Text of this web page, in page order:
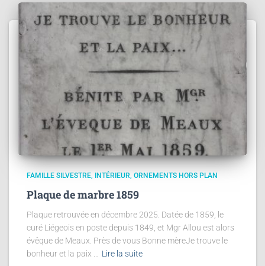
FAMILLE SILVESTRE INTÉRIEUR ORNEMENTS HORS PLAN
Plaque de marbre 1859
Plaque retrouvée en décembre 2025. Datée de 1859, le
curé Liégeois en poste depuis 1849, et Mgr Allou est alors
évêque de Meaux. Près de vous Bonne mèreJe trouve le
bonheur et la paix …
Lire la suite